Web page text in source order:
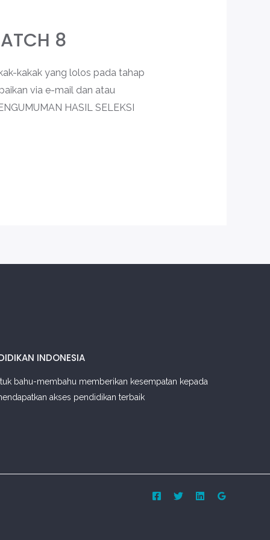
8
kakak yang lolos pada tahap
via e-mail dan atau
HASIL SELEKSI
INDONESIA
bahu-membahu memberikan kesempatan kepada
akses pendidikan terbaik